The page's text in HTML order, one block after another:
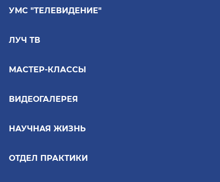
УМС "ТЕЛЕВИДЕНИЕ"
ЛУЧ ТВ
МАСТЕР-КЛАССЫ
ВИДЕОГАЛЕРЕЯ
НАУЧНАЯ ЖИЗНЬ
ОТДЕЛ ПРАКТИКИ